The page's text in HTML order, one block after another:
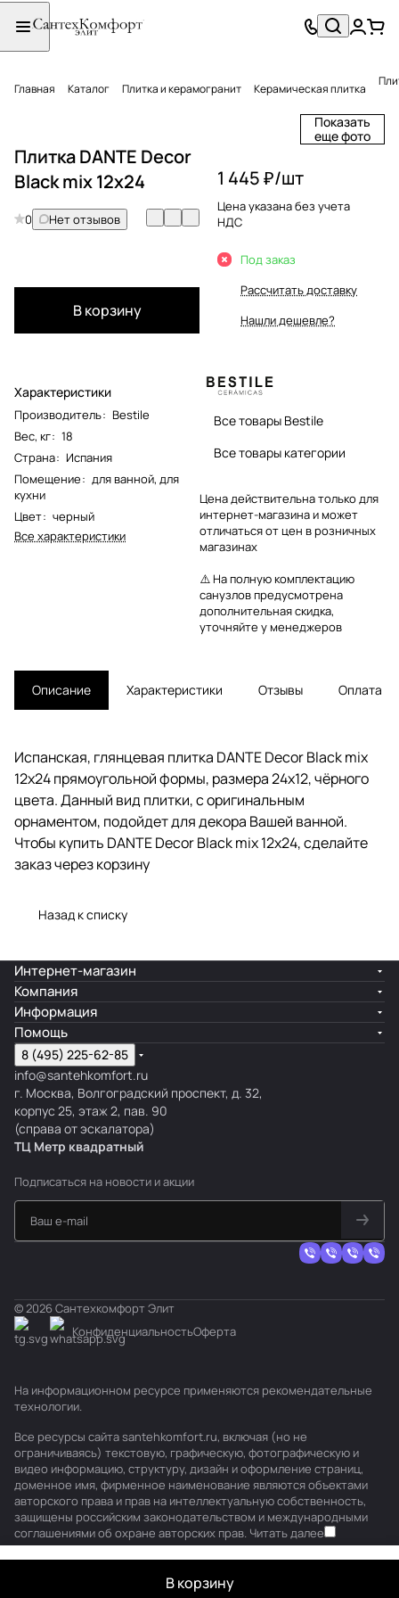
Главная Каталог Плитка и керамогранит Керамическая плитка
Показать
еще фото
Плитка DANTE Decor
Black mix 12x24
0 Нет отзывов
В корзину
Характеристики
Производитель: Bestile
Вес, кг: 18
Страна: Испания
Помещение: для ванной, для
кухни
Цвет: черный
Все характеристики
1 445 ₽/шт
Цена указана без учета
НДС
Под заказ
Рассчитать доставку
Нашли дешевле?
Все товары Bestile
Все товары категории
Цена действительна только для
интернет-магазина и может
отличаться от цен в розничных
магазинах
⚠️ На полную комплектацию
санузлов предусмотрена
дополнительная скидка,
уточняйте у менеджеров
Описание Характеристики Отзывы Оплата
Испанская, глянцевая плитка DANTE Decor Black mix
12x24 прямоугольной формы, размера 24x12, чёрного
цвета. Данный вид плитки, с оригинальным
орнаментом, подойдет для декора Вашей ванной.
Чтобы купить DANTE Decor Black mix 12x24, сделайте
заказ через корзину
Назад к списку
В корзину
Интернет-магазин
Компания
Информация
Помощь
8 (495) 225-62-85
info@santehkomfort.ru
г. Москва, Волгоградский проспект, д. 32,
корпус 25, этаж 2, пав. 90
(справа от эскалатора)
ТЦ Метр квадратный
Подписаться на новости и акции
© 2026 Сантехкомфорт Элит
КонфиденциальностьОферта
На информационном ресурсе применяются рекомендательные
технологии.
Все ресурсы сайта santehkomfort.ru, включая (но не
ограничиваясь) текстовую, графическую, фотографическую и
видео информацию, структуру, дизайн и оформление страниц,
доменное имя, фирменное наименование являются объектами
авторского права и прав на интеллектуальную собственность,
защищены российским законодательством и международными
соглашениями об охране авторских прав. Читать далее